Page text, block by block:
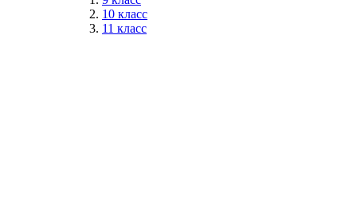
10 класс
11 класс